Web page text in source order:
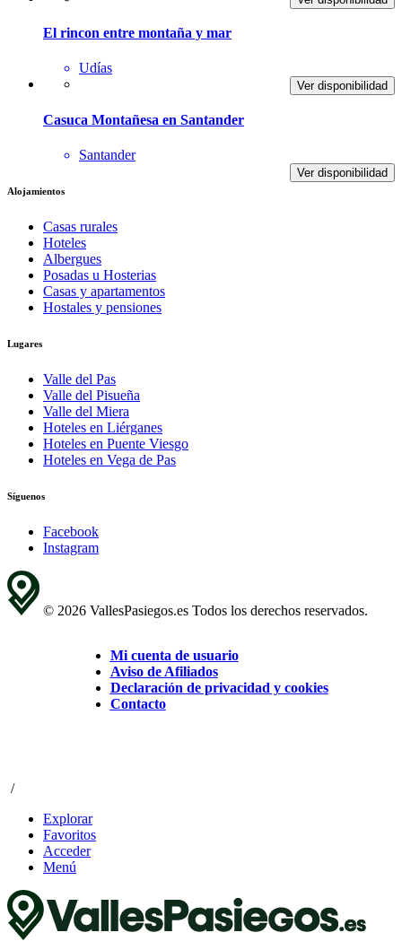
El rincon entre montaña y mar
Udías
Ver disponibilidad
Casuca Montañesa en Santander
Santander
Ver disponibilidad
Alojamientos
Casas rurales
Hoteles
Albergues
Posadas u Hosterias
Casas y apartamentos
Hostales y pensiones
Lugares
Valle del Pas
Valle del Pisueña
Valle del Miera
Hoteles en Liérganes
Hoteles en Puente Viesgo
Hoteles en Vega de Pas
Síguenos
Facebook
Instagram
© 2026 VallesPasiegos.es Todos los derechos reservados.
Mi cuenta de usuario
Aviso de Afiliados
Declaración de privacidad y cookies
Contacto
/
Explorar
Favoritos
Acceder
Menú